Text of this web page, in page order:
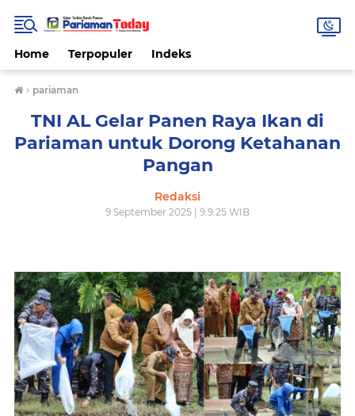
Home Terpopuler Indeks
› pariaman
TNI AL Gelar Panen Raya Ikan di
Pariaman untuk Dorong Ketahanan
Pangan
Redaksi
9 September 2025 | 9.9.25 WIB